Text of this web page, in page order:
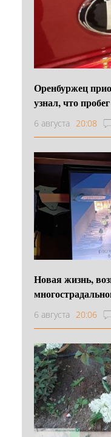
Оренбуржец
узнал, что
6 августа 20:08
Новая жизнь,
6 августа 20:06